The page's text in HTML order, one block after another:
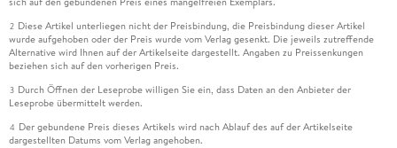
2 Diese Artikel unterliegen nicht der Preisbindung, die Preisbindung dieser Artikel
wurde aufgehoben oder der Preis wurde vom Verlag gesenkt. Die jeweils zutreffende
Alternative wird Ihnen auf der Artikelseite dargestellt. Angaben zu Preissenkungen
beziehen sich auf den vorherigen Preis.
3 Durch Öffnen der Leseprobe willigen Sie ein, dass Daten an den Anbieter der
Leseprobe übermittelt werden.
4 Der gebundene Preis dieses Artikels wird nach Ablauf des auf der Artikelseite
dargestellten Datums vom Verlag angehoben.